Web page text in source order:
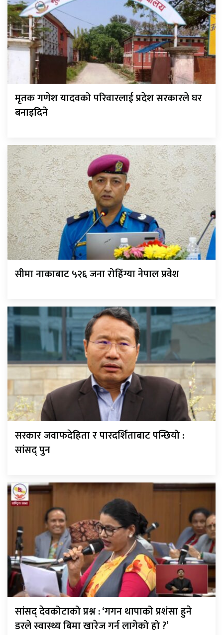
मृतक गणेश यादवको परिवारलाई प्रदेश सरकारले घर
बनाइदिने
सीमा नाकाबाट ५२६ जना रोहिंग्या नेपाल प्रवेश
सरकार जवाफदेहिता र पारदर्शिताबाट पन्छियो :
सांसद् पुन
सांसद् देवकोटाको प्रश्न : ‘गगन थापाको प्रशंसा हुने
डरले स्वास्थ्य बिमा खारेज गर्न लागेको हो ?’